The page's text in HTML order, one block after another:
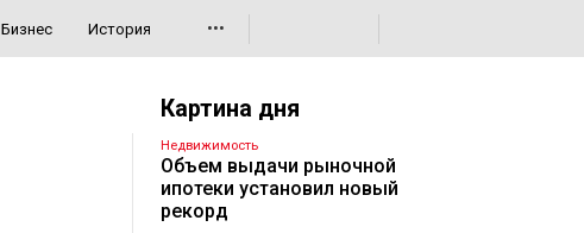
Бизнес История •••
Картина дня
Недвижимость
Объем выдачи рыночной
ипотеки установил новый
рекорд